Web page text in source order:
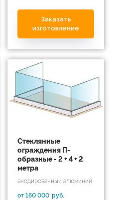
Заказать
изготовление
Стеклянные
ограждения П-
образные - 2 + 4 + 2
метра
анодированный алюминий
от 160 000 руб.